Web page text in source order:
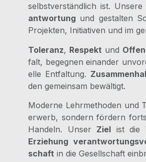
selbst­ver­ständ­lich ist.
ant­wor­tung und gestal­ten
Pro­jek­ten, Initia­ti­ven und im
Tole­ranz, Respekt und
falt, begeg­nen ein­an­der
el­le Ent­fal­tung.
den gemein­sam bewältigt.
Moder­ne Lehr­me­tho­den und
er­werb, son­dern för­dern
Han­deln. Unser Ziel ist die
Erzie­hung
schaft in die Gesell­schaft